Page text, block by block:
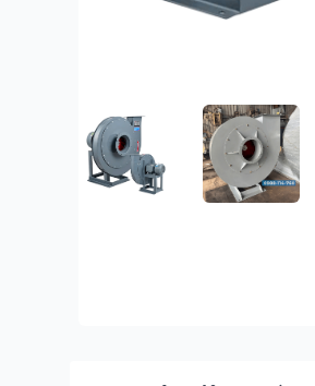
FEATURED IMAGE
Description